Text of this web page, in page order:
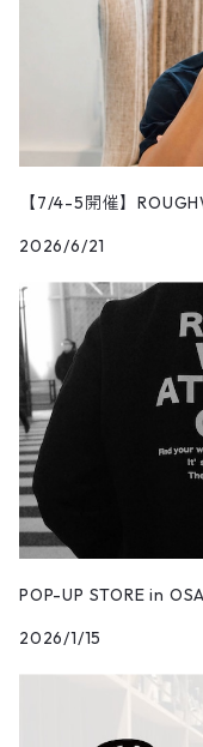
【7/4-5開催】
2026/6/21
POP-UP STORE in
2026/1/15